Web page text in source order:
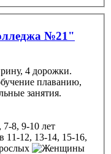
№21"
4 дорожки.
плаванию,
занятия.
7-8, 9-10 лет
11-12, 13-14, 15-16,